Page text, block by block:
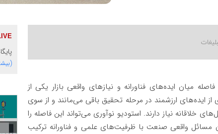
میان ایده‌های فناورانه و نیازهای واقعی بازار یکی از
ارزشمند در مرحله تحقیق باقی می‌مانند و از سوی
خلاقانه نیاز دارند. استودیو نوآوری می‌تواند این فاصله را
واقعی صنعت با ظرفیت‌های علمی و فناورانه ترکیب